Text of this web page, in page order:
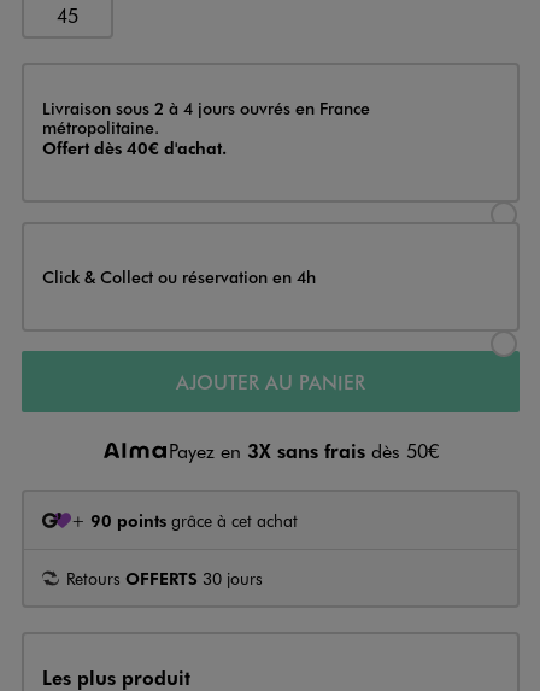
45
Livraison
Livraison sous 2 à 4 jours ouvrés en France
métropolitaine.
Offert dès 40€ d'achat.
Click & Collect ou réservation en 4h
AJOUTER AU PANIER
Payez en 3X sans frais dès 50€
+ 90 points grâce à cet achat
Retours OFFERTS 30 jours
Les plus produit